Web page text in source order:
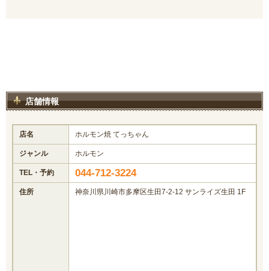
店舗情報
店名 ホルモン焼 てっちゃん
ジャンル ホルモン
TEL・予約 044-712-3224
住所 神奈川県川崎市多摩区生田7-2-12 サンライズ生田 1F